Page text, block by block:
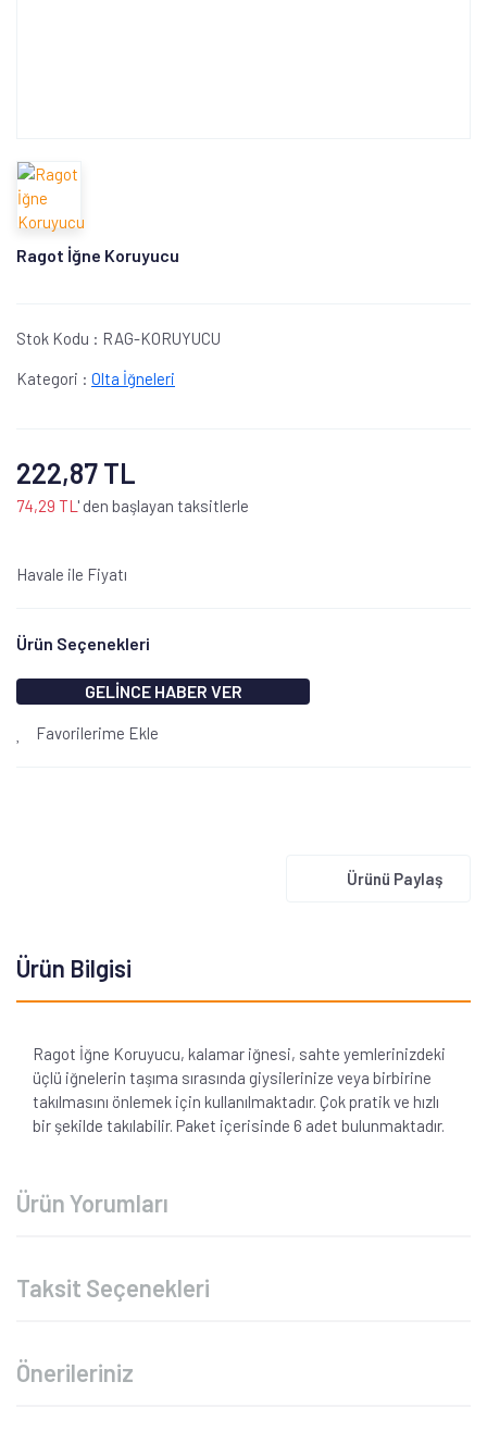
Ragot İğne Koruyucu
Stok Kodu : RAG-KORUYUCU
Kategori : Olta İğneleri
222,87 TL
74,29 TL ' den başlayan taksitlerle
Havale ile Fiyatı
Ürün Seçenekleri
GELİNCE HABER VER
Favorilerime Ekle
Ürünü Paylaş
Ürün Bilgisi
Ragot İğne Koruyucu, kalamar iğnesi, sahte yemlerinizdeki
üçlü iğnelerin taşıma sırasında giysilerinize veya birbirine
takılmasını önlemek için kullanılmaktadır. Çok pratik ve hızlı
bir şekilde takılabilir. Paket içerisinde 6 adet bulunmaktadır.
Ürün Yorumları
Taksit Seçenekleri
Önerileriniz